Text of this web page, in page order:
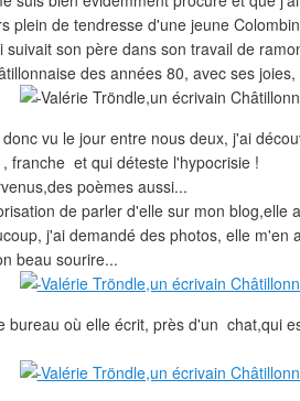
plein de tendresse d'une jeune
suivait son père dans son travail de
des années 80, avec ses
vu le jour entre nous deux, j'ai
franche et qui déteste l'hypocrisie !
poèmes aussi...
de parler d'elle sur mon blog,elle
j'ai demandé des photos, elle m'en
beau sourire...
bureau où elle écrit, près d'un chat,qui